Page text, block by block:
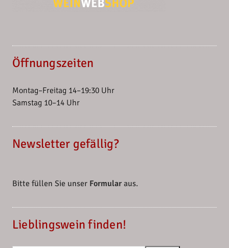
Öffnungszeiten
Montag–Freitag 14–19:30 Uhr
Samstag 10–14 Uhr
Newsletter gefällig?
Bitte füllen Sie unser Formularaus.
Lieblingswein finden!